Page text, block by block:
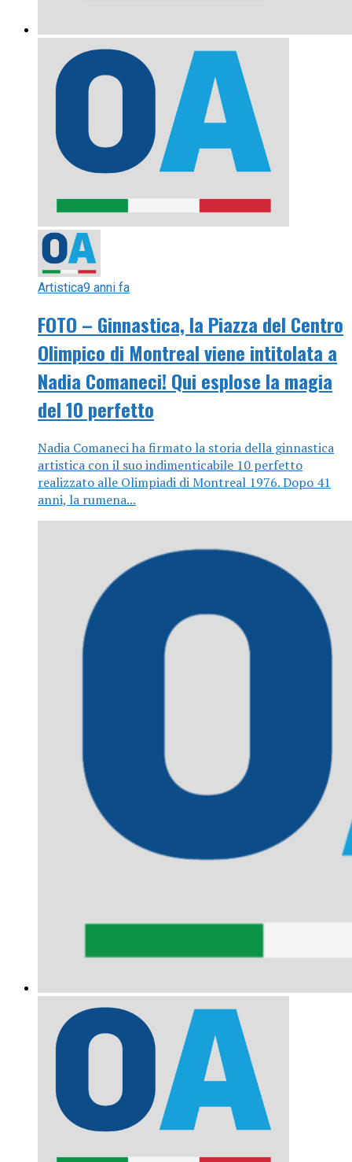
Artistica9 anni fa
FOTO – Ginnastica, la Piazza del Centro
Olimpico di Montreal viene intitolata a
Nadia Comaneci! Qui esplose la magia
del 10 perfetto
Nadia Comaneci ha firmato la storia della ginnastica
artistica con il suo indimenticabile 10 perfetto
realizzato alle Olimpiadi di Montreal 1976. Dopo 41
anni, la rumena...